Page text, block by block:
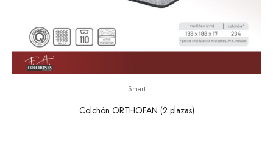
Smart
Colchón ORTHOFAN (2 plazas)